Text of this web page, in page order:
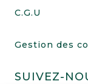
C.G.U
Gestion des
SUIVEZ-